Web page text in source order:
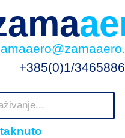
+385(0)1/3465886